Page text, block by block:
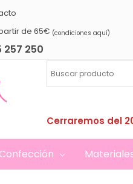
de 65€ (condiciones aquí)
257 250
Cerraremos del